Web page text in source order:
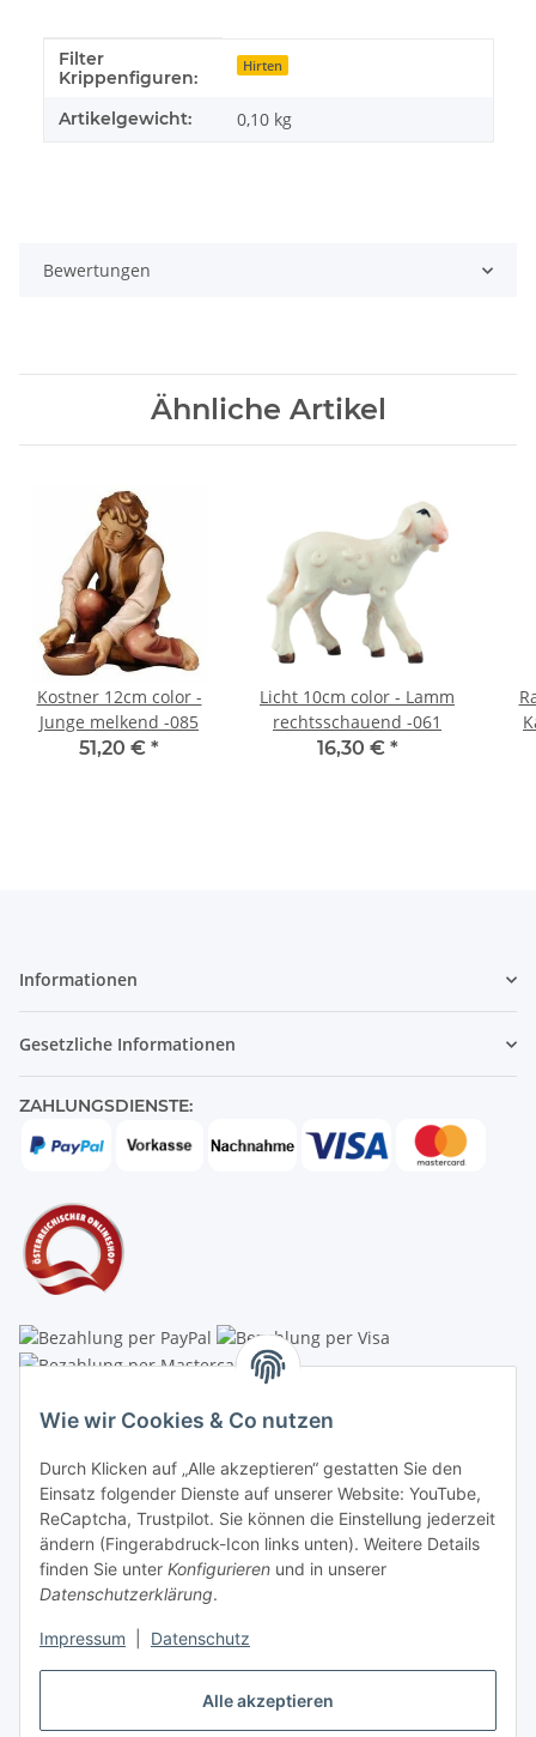
Alle akzeptieren
Wie wir Cookies & Co nutzen
Durch Klicken auf „Alle akzeptieren“ gestatten Sie den
Einsatz folgender Dienste auf unserer Website: YouTube,
ReCaptcha, Trustpilot. Sie können die Einstellung jederzeit
ändern (Fingerabdruck-Icon links unten). Weitere Details
finden Sie unter Konfigurieren und in unserer
Datenschutzerklärung.
Impressum Datenschutz
Produkteigenschaft
Wert
Filter
Krippenfiguren:
Hirten
Artikelgewicht: 0,10 kg
Bewertungen
Ähnliche Artikel
Kostner 12cm color -
Junge melkend -085
51,20 € *
Licht 10cm color - Lamm
rechtsschauend -061
16,30 € *
Informationen
Gesetzliche Informationen
ZAHLUNGSDIENSTE:
Schauraum & Verkauf: Pfarrwald 46
Buchhaltung: Königleiten 11
A-3354 Wolfsbach
+43747782730
shop@krippen-shop.at
www.krippen-shop.at